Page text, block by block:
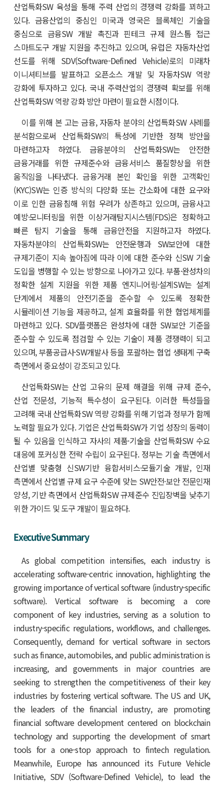
산업특화SW 육성을 통해 주력 산업의 경쟁력 강화를 꾀하고
있다. 금융산업의 중심인 미국과 영국은 블록체인 기술을
중심으로 금융SW 개발 촉진과 핀테크 규제 원스톱 접근
스마트도구 개발 지원을 추진하고 있으며, 유럽은 자동차산업
선도를 위해 SDV(Software-Defined Vehicle)로의 미래차
이니셔티브를 발표하고 오픈소스 개발 및 자동차SW 역량
강화에 투자하고 있다. 국내 주력산업의 경쟁력 확보를 위해
산업특화SW 역량 강화 방안 마련이 필요한 시점이다.
이를 위해 본 고는 금융, 자동차 분야의 산업특화SW 사례를
분석함으로써 산업특화SW의 특성에 기반한 정책 방안을
마련하고자 하였다. 금융분야의 산업특화SW는 안전한
금융거래를 위한 규제준수와 금융서비스 품질향상을 위한
움직임을 나타냈다. 금융거래 본인 확인을 위한 고객확인
(KYC)SW는 인증 방식의 다양화 또는 간소화에 대한 요구와
이로 인한 금융침해 위험 우려가 상존하고 있으며, 금융사고
예방·모니터링을 위한 이상거래탐지시스템(FDS)은 정확하고
빠른 탐지 기술을 통해 금융안전을 지원하고자 하였다.
자동차분야의 산업특화SW는 안전운행과 SW보안에 대한
규제기준이 지속 높아짐에 따라 이에 대한 준수와 신SW 기술
도입을 병행할 수 있는 방향으로 나아가고 있다. 부품·완성차의
정확한 설계 지원을 위한 제품 엔지니어링·설계SW는 설계
단계에서 제품의 안전기준을 준수할 수 있도록 정확한
시뮬레이션 기능을 제공하고, 설계 효율화를 위한 협업체계를
마련하고 있다. SDV플랫폼은 완성차에 대한 SW보안 기준을
준수할 수 있도록 점검할 수 있는 기술이 제품 경쟁력이 되고
있으며, 부품공급사·SW개발사 등을 포괄하는 협업 생태계 구축
측면에서 중요성이 강조되고 있다.
산업특화SW는 산업 고유의 문제 해결을 위해 규제 준수,
산업 전문성, 기능적 특수성이 요구된다. 이러한 특성들을
고려해 국내 산업특화SW 역량 강화를 위해 기업과 정부가 함께
노력할 필요가 있다. 기업은 산업특화SW가 기업 성장의 동력이
될 수 있음을 인식하고 자사의 제품·기술을 산업특화SW 수요
대응에 포커싱한 전략 수립이 요구된다. 정부는 기술 측면에서
산업별 맞춤형 신SW기반 융합서비스·모듈기술 개발, 인재
측면에서 산업별 규제 요구 수준에 맞는 SW안전·보안 전문인재
양성, 기반 측면에서 산업특화SW 규제준수 진입장벽을 낮추기
위한 가이드 및 도구 개발이 필요하다.
Executive Summary
As global competition intensifies, each industry is
accelerating software-centric innovation, highlighting the
growing importance of vertical software (industry-specific
software). Vertical software is becoming a core
component of key industries, serving as a solution to
industry-specific regulations, workflows, and challenges.
Consequently, demand for vertical software in sectors
such as finance, automobiles, and public administration is
increasing, and governments in major countries are
seeking to strengthen the competitiveness of their key
industries by fostering vertical software. The US and UK,
the leaders of the financial industry, are promoting
financial software development centered on blockchain
technology and supporting the development of smart
tools for a one-stop approach to fintech regulation.
Meanwhile, Europe has announced its Future Vehicle
Initiative, SDV (Software-Defined Vehicle), to lead the